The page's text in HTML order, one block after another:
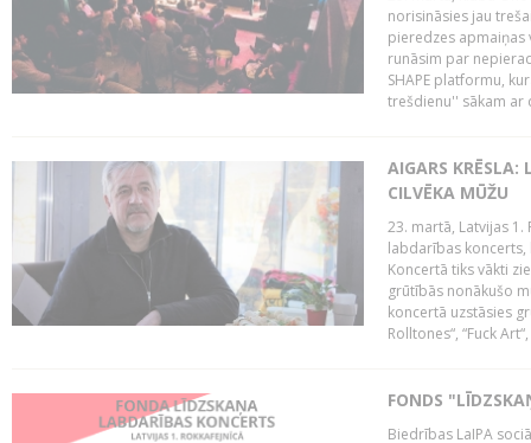
norisināsies jau
pieredzes apmaiņas
runāsim par
SHAPE platformu,
trešdienu'' sākam ar
AIGARS KRĒSLA:
CILVĒKA MŪŽU
23. martā, Latvijas 1.
labdarības koncerts,
Koncertā tiks vākti
grūtībās nonākušo
koncertā uzstāsies
Rolltones“, “Fuck
FONDS
Biedrības LaIPA